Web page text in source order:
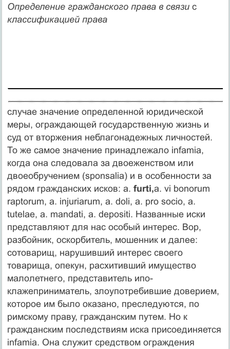
Определение гражданского права в связи с
классификацией права
случае значение определенной юридической
меры, ограждаю­щей государственную жизнь и
суд от вторжения неблагонадеж­ных личностей.
То же самое значение принадлежало infamia,
когда она следовала за двоеженством или
двоеобручением (sponsalia) и в особенности за
рядом гражданских исков: a. furti,a. vi bonorum
raptorum, a. injuriarum, a. doli, a. pro socio, a.
tutelae, a. mandati, a. depositi. Названные иски
представляют для нас особый интерес. Вор,
разбойник, оскорбитель, мошенник и далее:
сотоварищ, нарушивший интерес своего
товарища, опе­кун, расхитивший имущество
малолетнего, представитель ипо-
клажеприниматель, злоупотребившие доверием,
которое им было оказано, преследуются, по
римскому праву, гражданским путем. Но к
гражданским последствиям иска присоединяется
infamia. Она служит средством ограждения